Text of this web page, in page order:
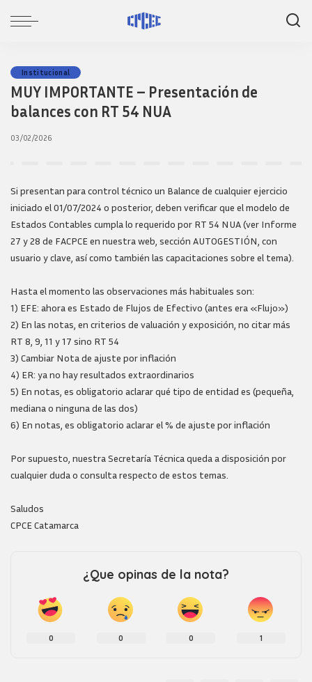
Institucional
MUY IMPORTANTE – Presentación de
balances con RT 54 NUA
03/02/2026
Si presentan para control técnico un Balance de cualquier ejercicio
iniciado el 01/07/2024 o posterior, deben verificar que el modelo de
Estados Contables cumpla lo requerido por RT 54 NUA (ver Informe
27 y 28 de FACPCE en nuestra web, sección AUTOGESTIÓN, con
usuario y clave, así como también las capacitaciones sobre el tema).
Hasta el momento las observaciones más habituales son:
1) EFE: ahora es Estado de Flujos de Efectivo (antes era «Flujo»)
2) En las notas, en criterios de valuación y exposición, no citar más
RT 8, 9, 11 y 17 sino RT 54
3) Cambiar Nota de ajuste por inflación
4) ER: ya no hay resultados extraordinarios
5) En notas, es obligatorio aclarar qué tipo de entidad es (pequeña,
mediana o ninguna de las dos)
6) En notas, es obligatorio aclarar el % de ajuste por inflación
Por supuesto, nuestra Secretaría Técnica queda a disposición por
cualquier duda o consulta respecto de estos temas.
Saludos
CPCE Catamarca
¿Que opinas de la nota?
0 0 0 1